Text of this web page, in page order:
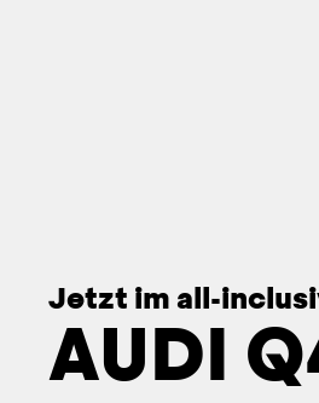
Jetzt im all-
AUDI